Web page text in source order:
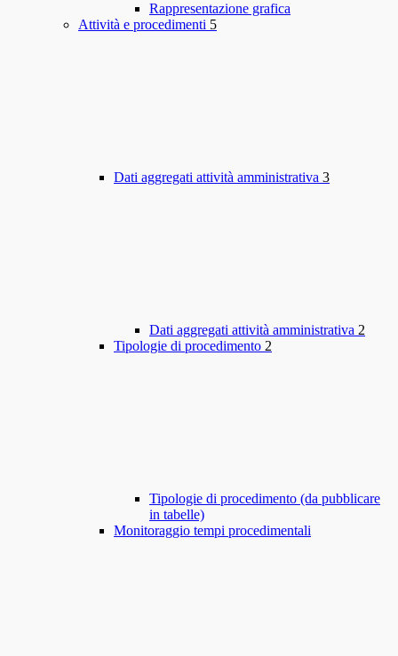
Rappresentazione grafica
Attività e procedimenti 5
Dati aggregati attività amministrativa 3
Dati aggregati attività amministrativa 2
Tipologie di procedimento 2
Tipologie di procedimento (da pubblicare
in tabelle)
Monitoraggio tempi procedimentali